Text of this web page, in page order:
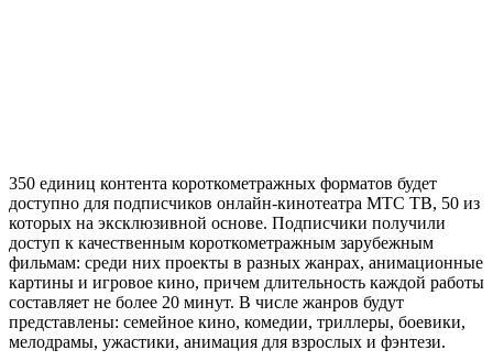
350 единиц контента короткометражных форматов будет
доступно для подписчиков онлайн-кинотеатра МТС ТВ, 50 из
которых на эксклюзивной основе. Подписчики получили
доступ к качественным короткометражным зарубежным
фильмам: среди них проекты в разных жанрах, анимационные
картины и игровое кино, причем длительность каждой работы
составляет не более 20 минут. В числе жанров будут
представлены: семейное кино, комедии, триллеры, боевики,
мелодрамы, ужастики, анимация для взрослых и фэнтези.